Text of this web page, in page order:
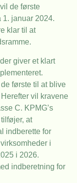
de første
januar 2024.
klar til at
giver et klart
første til at blive
vil kravene
C. KPMG’s
at
indberette for
i
i 2026.
indberetning for